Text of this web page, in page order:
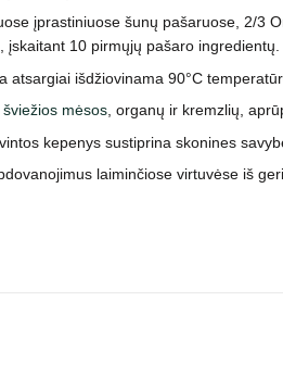
įprastiniuose šunų pašaruose, 2/3
įskaitant 10 pirmųjų pašaro ingredientų.
atsargiai išdžiovinama 90°C
mėsos, organų ir kremzlių,
kepenys sustiprina skonines
laiminčiose virtuvėse iš